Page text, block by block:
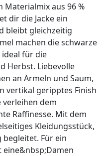
Materialmix aus 96 %
dir die Jacke ein
bleibt gleichzeitig
machen die schwarze
ideal für die
Herbst. Liebevolle
an Ärmeln und Saum,
vertikal geripptes Finish
dem
Raffinesse. Mit dem
Kleidungsstück,
begleitet. Für ein